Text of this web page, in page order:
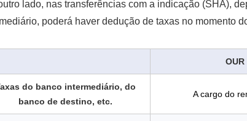
lado, nas transferências com a indicação (SHA),
poderá haver dedução de taxas no momento
OUR
do banco intermediário, do
banco de destino, etc.
A cargo do